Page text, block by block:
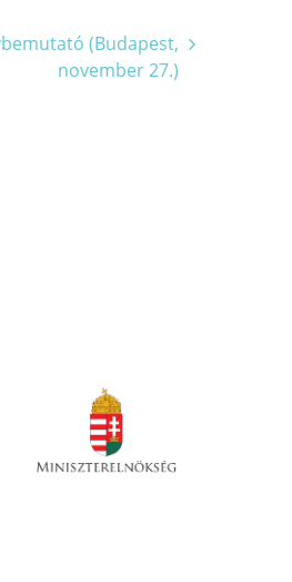
(Budapest,
november 27.)